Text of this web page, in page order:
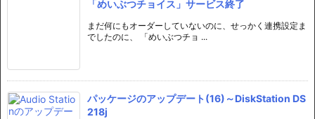
「めいぶつチョイス」サービス終了
まだ何にもオーダーしていないのに、せっかく連携設定ま
でしたのに、 「めいぶつチョ ...
パッケージのアップデート(16)～DiskStation DS
218j